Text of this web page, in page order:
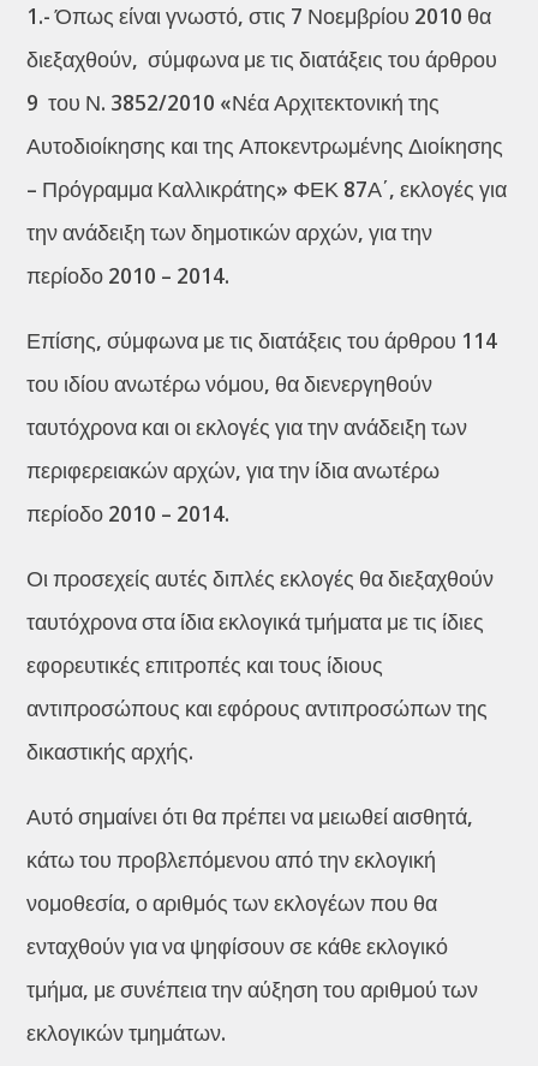
1.- Όπως είναι γνωστό, στις 7 Νοεμβρίου 2010 θα
διεξαχθούν, σύμφωνα με τις διατάξεις του άρθρου
9 του Ν. 3852/2010 «Νέα Αρχιτεκτονική της
Αυτοδιοίκησης και της Αποκεντρωμένης Διοίκησης
– Πρόγραμμα Καλλικράτης» ΦΕΚ 87Α΄, εκλογές για
την ανάδειξη των δημοτικών αρχών, για την
περίοδο 2010 – 2014.
Επίσης, σύμφωνα με τις διατάξεις του άρθρου 114
του ιδίου ανωτέρω νόμου, θα διενεργηθούν
ταυτόχρονα και οι εκλογές για την ανάδειξη των
περιφερειακών αρχών, για την ίδια ανωτέρω
περίοδο 2010 – 2014.
Οι προσεχείς αυτές διπλές εκλογές θα διεξαχθούν
ταυτόχρονα στα ίδια εκλογικά τμήματα με τις ίδιες
εφορευτικές επιτροπές και τους ίδιους
αντιπροσώπους και εφόρους αντιπροσώπων της
δικαστικής αρχής.
Αυτό σημαίνει ότι θα πρέπει να μειωθεί αισθητά,
κάτω του προβλεπόμενου από την εκλογική
νομοθεσία, ο αριθμός των εκλογέων που θα
ενταχθούν για να ψηφίσουν σε κάθε εκλογικό
τμήμα, με συνέπεια την αύξηση του αριθμού των
εκλογικών τμημάτων.